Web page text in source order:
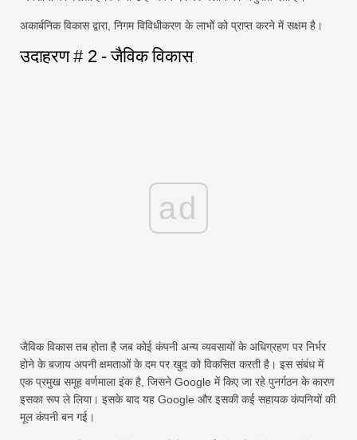
अकार्बनिक विकास द्वारा, निगम विविधीकरण के लाभों को प्राप्त करने में सक्षम है।
उदाहरण # 2 - जैविक विकास
ad
जैविक विकास तब होता है जब कोई कंपनी अन्य व्यवसायों के अधिग्रहण पर निर्भर
होने के बजाय अपनी क्षमताओं के दम पर खुद को विकसित करती है। इस संबंध में
एक प्रमुख समूह वर्णमाला इंक है, जिसने Google में किए जा रहे पुनर्गठन के कारण
इसका रूप ले लिया। इसके बाद यह Google और इसकी कई सहायक कंपनियों की
मूल कंपनी बन गई।